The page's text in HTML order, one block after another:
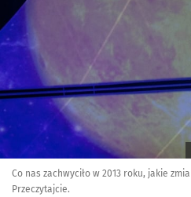
Co nas zachwyciło w 2013 roku, jakie
Przeczytajcie.